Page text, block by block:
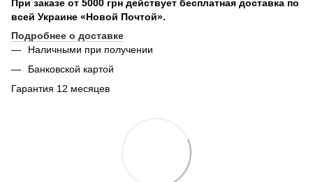
При заказе от 5000 грн действует бесплатная доставка по
всей Украине «Новой Почтой».
Подробнее о доставке
Наличными при получении
Банковской картой
Гарантия 12 месяцев